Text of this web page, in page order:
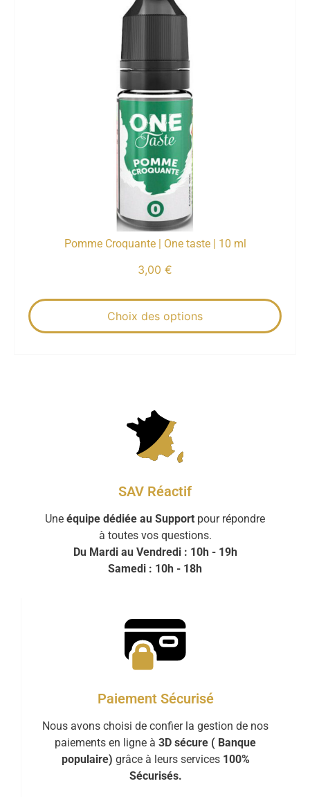
Pomme Croquante | One taste | 10 ml
3,00 €
Choix des options
SAV Réactif
Une équipe dédiée au Support pour répondre
à toutes vos questions.
Du Mardi au Vendredi : 10h - 19h
Samedi : 10h - 18h
Paiement Sécurisé
Nous avons choisi de confier la gestion de nos
paiements en ligne à 3D sécure ( Banque
populaire) grâce à leurs services 100%
Sécurisés.